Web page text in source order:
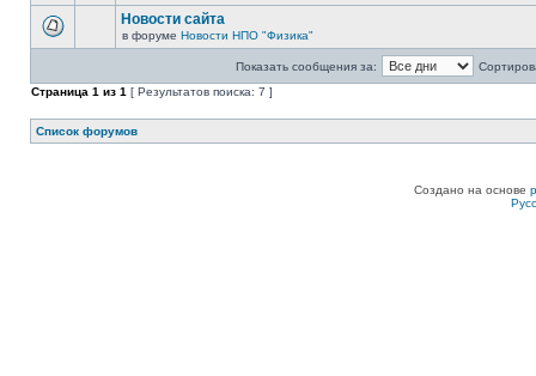
Новости сайта
в форуме Новости НПО "Физика"
Показать сообщения за:
Страница 1 из 1 [ Результатов поиска: 7 ]
Список форумов
Создано на основе